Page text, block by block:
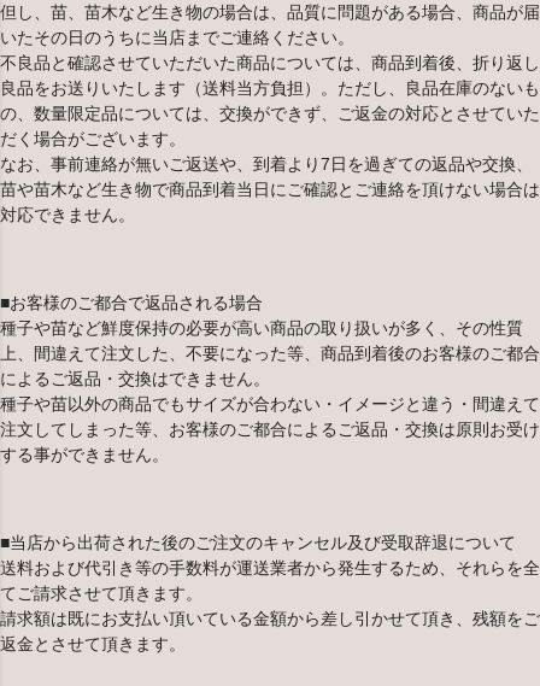
但し、苗、苗木など生き物の場合は、品質に問題がある場合、商品が届
いたその日のうちに当店までご連絡ください。
不良品と確認させていただいた商品については、商品到着後、折り返し
良品をお送りいたします（送料当方負担）。ただし、良品在庫のないも
の、数量限定品については、交換ができず、ご返金の対応とさせていた
だく場合がございます。
なお、事前連絡が無いご返送や、到着より7日を過ぎての返品や交換、
苗や苗木など生き物で商品到着当日にご確認とご連絡を頂けない場合は
対応できません。
■お客様のご都合で返品される場合
種子や苗など鮮度保持の必要が高い商品の取り扱いが多く、その性質
上、間違えて注文した、不要になった等、商品到着後のお客様のご都合
によるご返品・交換はできません。
種子や苗以外の商品でもサイズが合わない・イメージと違う・間違えて
注文してしまった等、お客様のご都合によるご返品・交換は原則お受け
する事ができません。
■当店から出荷された後のご注文のキャンセル及び受取辞退について
送料および代引き等の手数料が運送業者から発生するため、それらを全
てご請求させて頂きます。
請求額は既にお支払い頂いている金額から差し引かせて頂き、残額をご
返金とさせて頂きます。